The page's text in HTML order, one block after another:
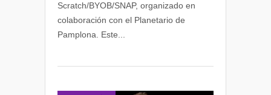
UPNA
Scratch/BYOB/SNAP, organizado en
colaboración con el Planetario de
Pamplona. Este...